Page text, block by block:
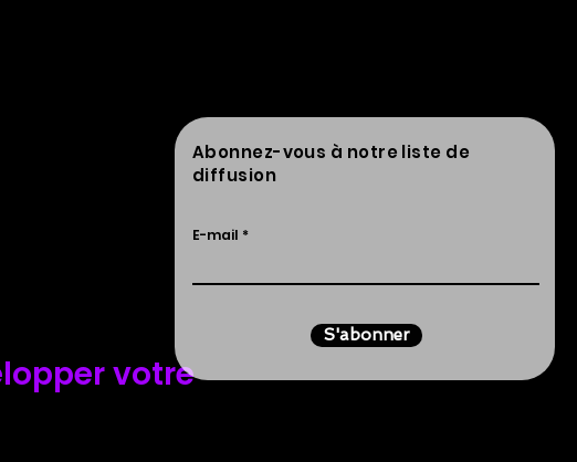
Abonnez-vous à notre liste de
diffusion
E-mail
S'abonner
votre